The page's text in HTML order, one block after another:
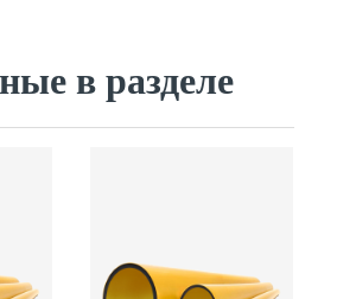
в разделе